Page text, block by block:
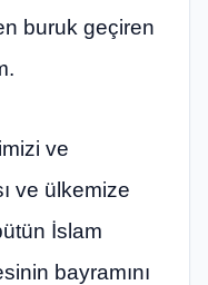
buruk geçiren
ve
ve ülkemize
İslam
bayramını